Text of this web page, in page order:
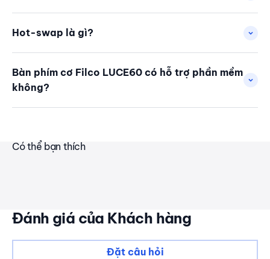
Hot-swap là gì?
Bàn phím cơ Filco LUCE60 có hỗ trợ phần mềm
không?
Có thể bạn thích
Đánh giá của Khách hàng
Đặt câu hỏi